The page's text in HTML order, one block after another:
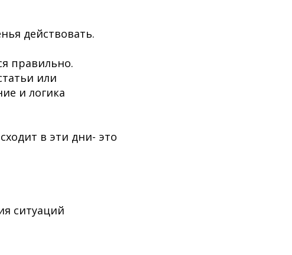
действовать.
правильно.
или
и логика
в эти дни- это
ситуаций